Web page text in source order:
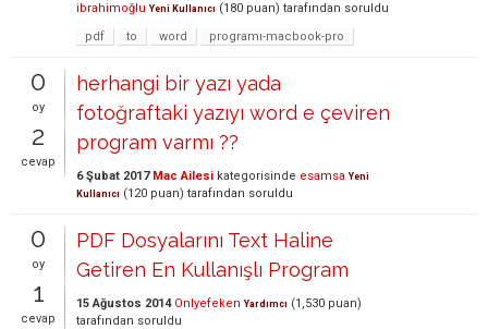
ibrahimoğlu Yeni Kullanıcı (180 puan) tarafından soruldu
pdf
to word programı-macbook-pro
0
oy
2
cevap
herhangi bir yazı yada
fotoğraftaki yazıyı word e çeviren
program varmı ??
6 Şubat 2017 Mac Ailesi kategorisinde esamsa Yeni
Kullanıcı (120 puan) tarafından soruldu
0
oy
1
cevap
PDF Dosyalarını Text Haline
Getiren En Kullanışlı Program
15 Ağustos 2014 Onlyefeken Yardımcı (1,530 puan)
tarafından soruldu